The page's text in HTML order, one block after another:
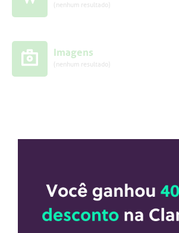
(nenhum resultado)
Imagens
(nenhum resultado)